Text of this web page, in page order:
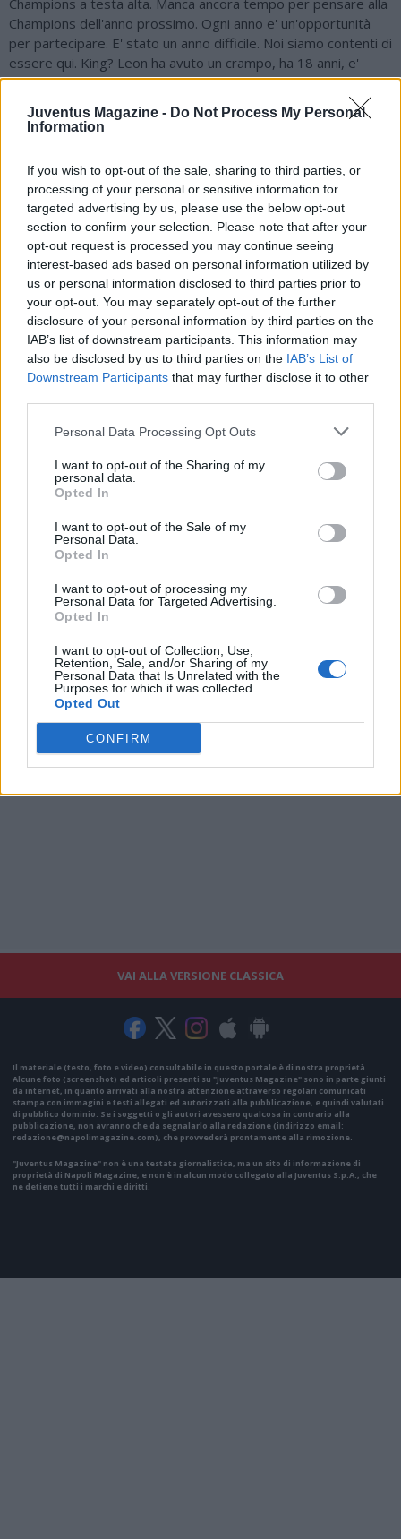
Juventus Magazine - Do Not Process My Personal
Information
If you wish to opt-out of the sale, sharing to third parties, or
processing of your personal or sensitive information for
targeted advertising by us, please use the below opt-out
section to confirm your selection. Please note that after your
opt-out request is processed you may continue seeing
interest-based ads based on personal information utilized by
us or personal information disclosed to third parties prior to
your opt-out. You may separately opt-out of the further
disclosure of your personal information by third parties on the
IAB’s list of downstream participants. This information may
also be disclosed by us to third parties on the IAB’s List of
Downstream Participants that may further disclose it to other
Personal Data Processing Opt Outs
I want to opt-out of the Sharing of my
personal data.
Opted In
I want to opt-out of the Sale of my
Personal Data.
Opted In
I want to opt-out of processing my
Personal Data for Targeted Advertising.
Opted In
I want to opt-out of Collection, Use,
Retention, Sale, and/or Sharing of my
Personal Data that Is Unrelated with the
Purposes for which it was collected.
Opted Out
CONFIRM
Champions a testa alta. Manca ancora tempo per pensare alla
Champions dell'anno prossimo. Ogni anno e' un'opportunità
per partecipare. E' stato un anno difficile. Noi siamo contenti di
essere qui. King? Leon ha avuto un crampo, ha 18 anni, e'
giovane e sta giocando tutte le gare ad alto livello e sarà
pronto per la prossima settimana".
Antonio Petrazzuolo
www.napolimagazine.com
VAI ALLA VERSIONE CLASSICA
Il materiale (testo, foto e video) consultabile in questo portale è di nostra proprietà.
Alcune foto (screenshot) ed articoli presenti su "Juventus Magazine" sono in parte giunti
da internet, in quanto arrivati alla nostra attenzione attraverso regolari comunicati
stampa con immagini e testi allegati ed autorizzati alla pubblicazione, e quindi valutati
di pubblico dominio. Se i soggetti o gli autori avessero qualcosa in contrario alla
pubblicazione, non avranno che da segnalarlo alla redazione (indirizzo email:
redazione@napolimagazine.com), che provvederà prontamente alla rimozione.
"Juventus Magazine" non è una testata giornalistica, ma un sito di informazione di
proprietà di Napoli Magazine, e non è in alcun modo collegato alla Juventus S.p.A., che
ne detiene tutti i marchi e diritti.